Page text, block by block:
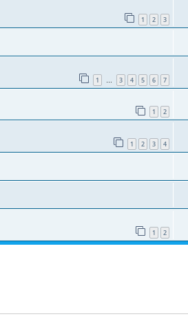
1 2 3
1 … 3 4 5 6 7
1 2
1 2 3 4
1 2